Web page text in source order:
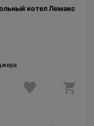
котел Лемакс